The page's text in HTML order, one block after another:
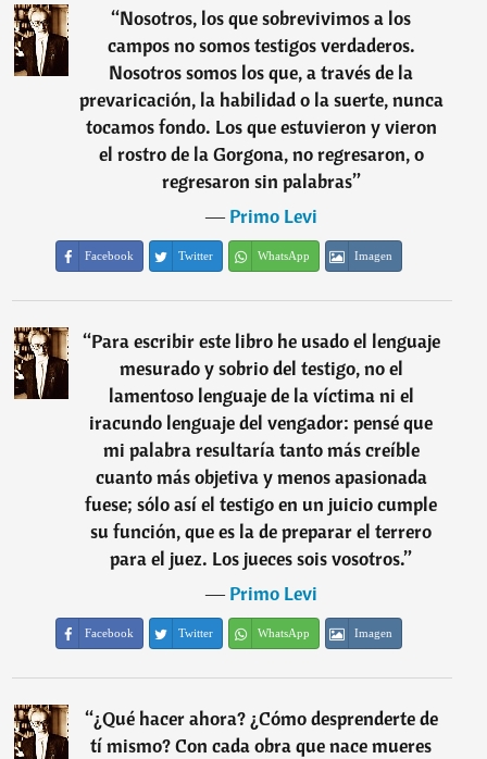
“Nosotros, los que sobrevivimos a los
campos no somos testigos verdaderos.
Nosotros somos los que, a través de la
prevaricación, la habilidad o la suerte, nunca
tocamos fondo. Los que estuvieron y vieron
el rostro de la Gorgona, no regresaron, o
regresaron sin palabras”
―Primo Levi
Facebook Twitter WhatsApp Imagen
“Para escribir este libro he usado el lenguaje
mesurado y sobrio del testigo, no el
lamentoso lenguaje de la víctima ni el
iracundo lenguaje del vengador: pensé que
mi palabra resultaría tanto más creíble
cuanto más objetiva y menos apasionada
fuese; sólo así el testigo en un juicio cumple
su función, que es la de preparar el terrero
para el juez. Los jueces sois vosotros.”
―Primo Levi
Facebook Twitter WhatsApp Imagen
“¿Qué hacer ahora? ¿Cómo desprenderte de
tí mismo? Con cada obra que nace mueres